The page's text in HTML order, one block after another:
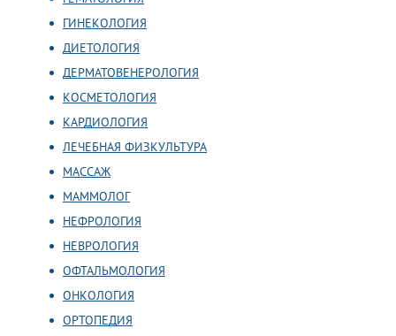
ГИНЕКОЛОГИЯ
ДИЕТОЛОГИЯ
ДЕРМАТОВЕНЕРОЛОГИЯ
КОСМЕТОЛОГИЯ
КАРДИОЛОГИЯ
ЛЕЧЕБНАЯ ФИЗКУЛЬТУРА
МАССАЖ
МАММОЛОГ
НЕФРОЛОГИЯ
НЕВРОЛОГИЯ
ОФТАЛЬМОЛОГИЯ
ОНКОЛОГИЯ
ОРТОПЕДИЯ